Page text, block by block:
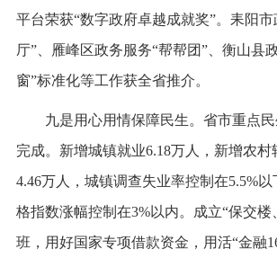
平台荣获“数字政府卓越成就奖”。耒阳
厅”、雁峰区政务服务“帮帮团”、衡山县
窗”标准化等工作获全省推介。
九是用心用情保障民生。省市重点
完成。新增城镇就业6.18万人，新增农村
4.46万人，城镇调查失业率控制在5.5%
格指数涨幅控制在3%以内。成立“保交楼
班，用好国家专项借款资金，用活“金融